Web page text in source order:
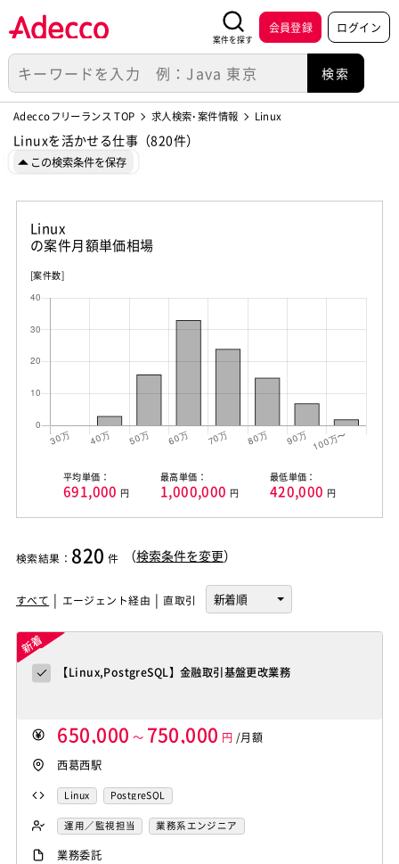
案件を探す
会員登録 ログイン
Adeccoフリーランス TOP 求人検索･案件情報 Linux
Linuxを活かせる仕事（820件）
この検索条件を保存
Linux
の案件月額単価相場
[案件数]
平均単価：
691,000 円
最高単価：
1,000,000 円
最低単価：
420,000 円
検索結果 ： 820 件 （検索条件を変更）
すべて エージェント経由 直取引
【Linux,PostgreSQL】金融取引基盤更改業務
650,000 ～ 750,000 円 /月額
西葛西駅
Linux PostgreSQL
運用／監視担当 業務系エンジニア
業務委託